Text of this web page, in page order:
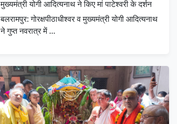
मुख्यमंत्री योगी आदित्यनाथ ने किए मां पाटेश्वरी के दर्शन
बलरामपुर: गोरक्षपीठाधीश्वर व मुख्यमंत्री योगी आदित्यनाथ
ने गुप्त नवरात्र में …